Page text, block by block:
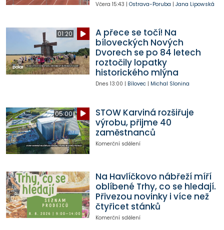
Včera 15:43 | Ostrava-Poruba | Jana Lipowská
01:20
A přece se točí! Na
bíloveckých Nových
Dvorech se po 84 letech
roztočily lopatky
historického mlýna
Dnes 13:00 | Bílovec| Michal Slonina
05:00
STOW Karviná rozšiřuje
výrobu, přijme 40
zaměstnanců
Komerční sdělení
Na Havlíčkovo nábřeží míří
oblíbené Trhy, co se hledají.
Přivezou novinky i více než
čtyřicet stánků
Komerční sdělení